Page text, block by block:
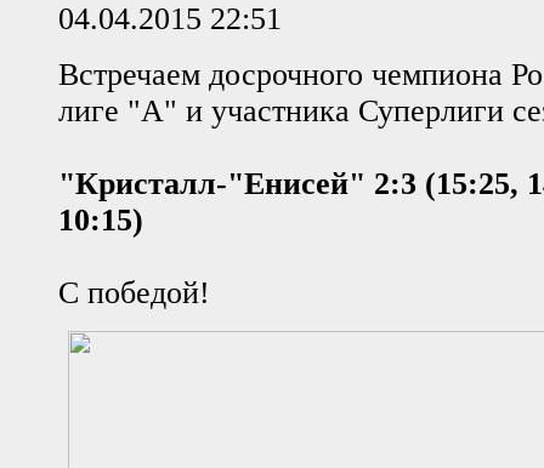
04.04.2015 22:51
Встречаем досрочного чемпиона
лиге "А" и участника Суперлиги
"Кристалл-"Енисей" 2:3 (15:25,
10:15)
С победой!